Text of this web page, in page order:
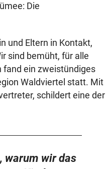
Die
und Eltern in Kontakt,
sind bemüht, für alle
fand ein zweistündiges
Waldviertel statt. Mit
schildert eine der
warum wir das